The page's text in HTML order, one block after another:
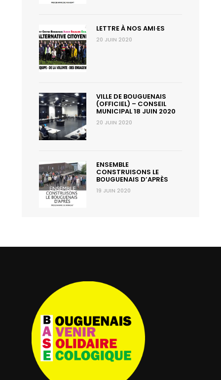
LETTRE À NOS AMI·ES
20 JUIN 2020
VILLE DE BOUGUENAIS
(OFFICIEL) – CONSEIL
MUNICIPAL 18 JUIN 2020
20 JUIN 2020
ENSEMBLE
CONSTRUISONS LE
BOUGUENAIS D’APRÈS
19 JUIN 2020